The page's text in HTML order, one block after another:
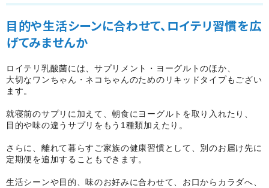
目的や生活シーンに合わせて、ロイテリ習慣を広
げてみませんか
ロイテリ乳酸菌には、サプリメント・ヨーグルトのほか、
大切なワンちゃん・ネコちゃんのためのリキッドタイプもござい
ます。
就寝前のサプリに加えて、朝食にヨーグルトを取り入れたり、
目的や味の違うサプリをもう1種類加えたり。
さらに、離れて暮らすご家族の健康習慣として、別のお届け先に
定期便を追加することもできます。
生活シーンや目的、味のお好みに合わせて、お口からカラダへ、